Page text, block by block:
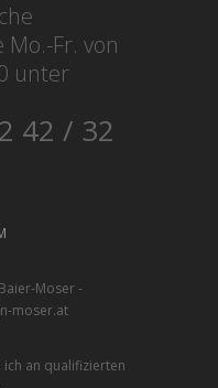
Fr. von
unter
42 / 32
Moser -
moser.at
an qualifizierten